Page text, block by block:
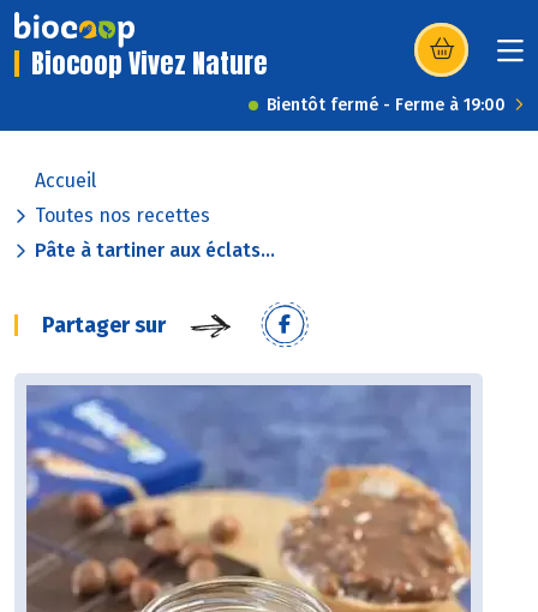
Biocoop Vivez Nature (s’ouvre dans
Bientôt fermé - Ferme à 19:00
Accueil
Toutes nos recettes
Pâte à tartiner aux éclats...
Partager sur